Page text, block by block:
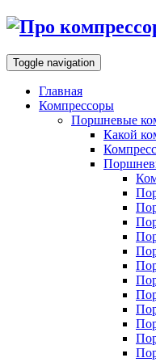
Toggle navigation
Главная
Компрессоры
Поршневые
Какой